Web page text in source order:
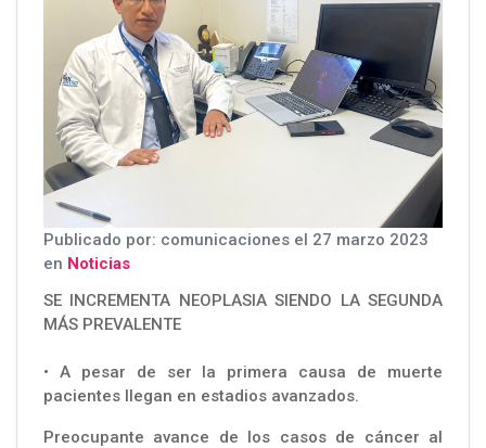
Publicado por: comunicaciones el 27 marzo 2023
en Noticias
SE INCREMENTA NEOPLASIA SIENDO LA SEGUNDA
MÁS PREVALENTE
• A pesar de ser la primera causa de muerte
pacientes llegan en estadios avanzados.
Preocupante avance de los casos de cáncer al